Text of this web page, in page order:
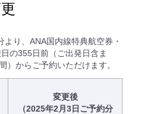
り、ANA国内線特典航空券・
の355日前（ご出発日含ま
）からご予約いただけます。
変更後
（2025年2月3日ご予約分